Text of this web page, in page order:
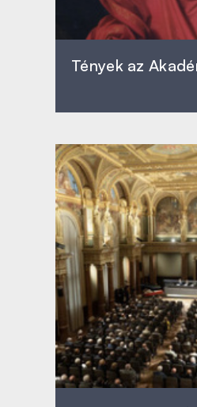
Tények az